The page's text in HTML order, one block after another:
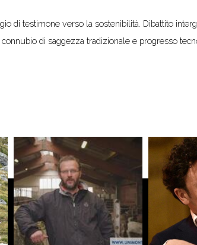
di testimone verso la sostenibilità. Dibattito
di saggezza tradizionale e progresso